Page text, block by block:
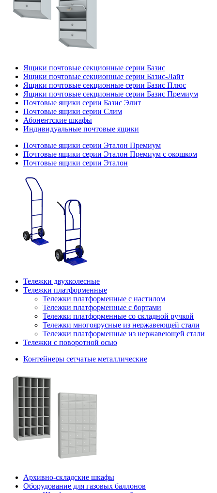
Ящики почтовые секционные серии Базис
Ящики почтовые секционные серии Базис-Лайт
Ящики почтовые секционные серии Базис Плюс
Ящики почтовые секционные серии Базис Премиум
Почтовые ящики серии Базис Элит
Почтовые ящики серии Слим
Абонентские шкафы
Индивидуальные почтовые ящики
Почтовые ящики серии Эталон Премиум
Почтовые ящики серии Эталон Премиум с окошком
Почтовые ящики серии Эталон
Тележки двухколесные
Тележки платформенные
Тележки платформенные с настилом
Тележки платформенные с бортами
Тележки платформенные со складной ручкой
Тележки многоярусные из нержавеющей стали
Тележки платформенные из нержавеющей стали
Тележки с поворотной осью
Контейнеры сетчатые металлические
Архивно-складские шкафы
Оборудование для газовых баллонов